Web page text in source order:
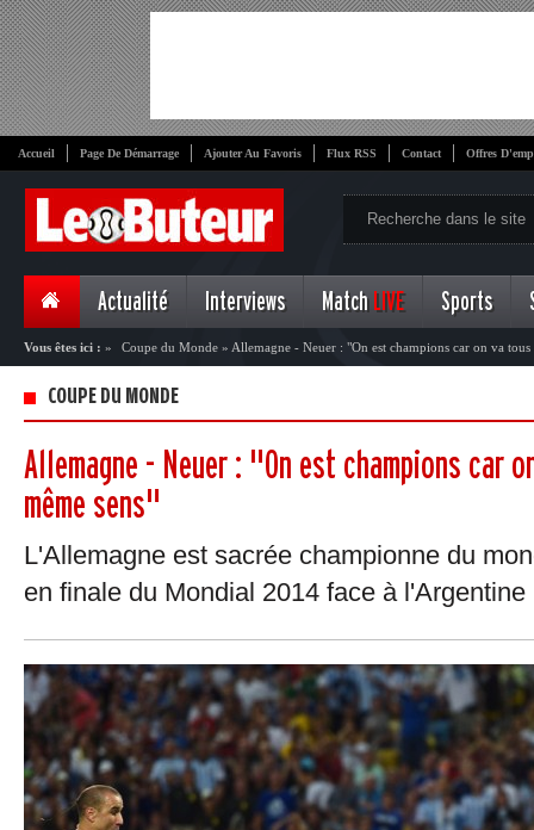
Accueil Page De Démarrage Ajouter Au Favoris Flux RSS Contact Offres
Actualité Interviews Match LIVE Sports
Vous êtes ici : » Coupe du Monde » Allemagne - Neuer : "On est champions car on va tous
COUPE DU MONDE
Allemagne - Neuer : "On est champions car
même sens"
L'Allemagne est sacrée championne du
en finale du Mondial 2014 face à l'Argentine